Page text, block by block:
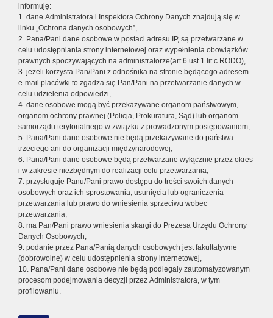
informuję:
1. dane Administratora i Inspektora Ochrony Danych znajdują się w
linku „Ochrona danych osobowych”,
2. Pana/Pani dane osobowe w postaci adresu IP, są przetwarzane w
celu udostępniania strony internetowej oraz wypełnienia obowiązków
prawnych spoczywających na administratorze(art.6 ust.1 lit.c RODO),
3. jeżeli korzysta Pan/Pani z odnośnika na stronie będącego adresem
e-mail placówki to zgadza się Pan/Pani na przetwarzanie danych w
celu udzielenia odpowiedzi,
4. dane osobowe mogą być przekazywane organom państwowym,
organom ochrony prawnej (Policja, Prokuratura, Sąd) lub organom
samorządu terytorialnego w związku z prowadzonym postępowaniem,
5. Pana/Pani dane osobowe nie będą przekazywane do państwa
trzeciego ani do organizacji międzynarodowej,
6. Pana/Pani dane osobowe będą przetwarzane wyłącznie przez okres
i w zakresie niezbędnym do realizacji celu przetwarzania,
7. przysługuje Panu/Pani prawo dostępu do treści swoich danych
osobowych oraz ich sprostowania, usunięcia lub ograniczenia
przetwarzania lub prawo do wniesienia sprzeciwu wobec
przetwarzania,
8. ma Pan/Pani prawo wniesienia skargi do Prezesa Urzędu Ochrony
Danych Osobowych,
9. podanie przez Pana/Panią danych osobowych jest fakultatywne
(dobrowolne) w celu udostępnienia strony internetowej,
10. Pana/Pani dane osobowe nie będą podlegały zautomatyzowanym
procesom podejmowania decyzji przez Administratora, w tym
profilowaniu.